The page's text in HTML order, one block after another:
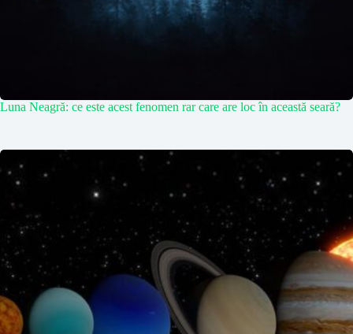
Luna Neagră: ce este acest fenomen rar care are loc în această seară?